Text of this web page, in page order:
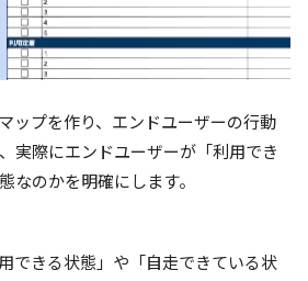
ップを作り、エンドユーザーの行動
実際にエンドユーザーが「利用でき
なのかを明確にします。
できる状態」や「自走できている状